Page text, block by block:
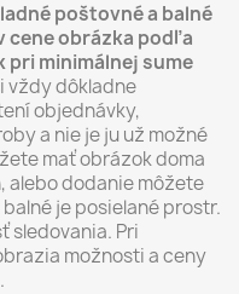
poštovné a balné
cene obrázka podľa
pri minimálnej sume
vždy dôkladne
objednávky,
a nie je ju už možné
mať obrázok doma
alebo dodanie môžete
je posielané prostr.
sledovania. Pri
možnosti a ceny